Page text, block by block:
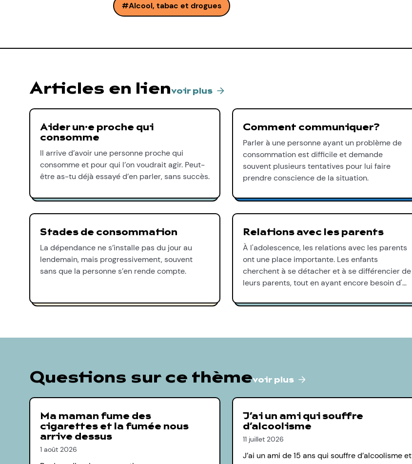
Alcool, tabac et drogues
Articles en lienvoir plus
Aider un∙e proche qui
consomme
Il arrive d’avoir une personne proche qui
consomme et pour qui l’on voudrait agir. Peut-
être as-tu déjà essayé d’en parler, sans succès.
Comment communiquer?
Parler à une personne ayant un problème de
consommation est difficile et demande
souvent plusieurs tentatives pour lui faire
prendre conscience de la situation.
Stades de consommation
La dépendance ne s’installe pas du jour au
lendemain, mais progressivement, souvent
sans que la personne s’en rende compte.
Relations avec les parents
À l'adolescence, les relations avec les parents
ont une place importante. Les enfants
cherchent à se détacher et à se différencier de
leurs parents, tout en ayant encore besoin d'…
Questions sur ce thèmevoir plus
Ma maman fume des
cigarettes et la fumée nous
arrive dessus
1 août 2026
J’ai un ami qui souffre
d’alcoolisme
11 juillet 2026
J’ai un ami de 15 ans qui souffre d’alcoolisme et